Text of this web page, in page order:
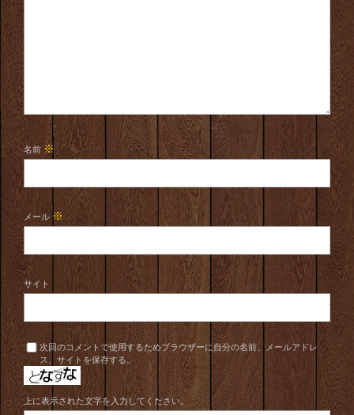
名前 ※
メール ※
サイト
次回のコメントで使用するためブラウザーに自分の名前、メールアドレ
ス、サイトを保存する。
上に表示された文字を入力してください。